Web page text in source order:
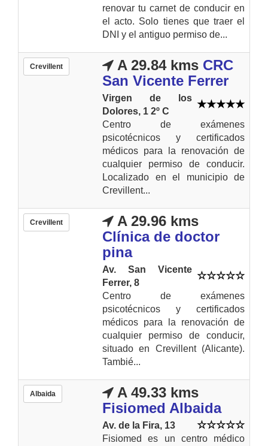
renovar tu carnet de conducir en
el acto. Solo tienes que traer el
DNI y el antiguo permiso de...
Crevillent A 29.84 kms CRC
San Vicente Ferrer
Virgen de los
Dolores, 1 2º C
Centro de exámenes
psicotécnicos y certificados
médicos para la renovación de
cualquier permiso de conducir.
Localizado en el municipio de
Crevillent...
Crevillent
A 29.96 kms
Clínica de doctor
pina
Av. San Vicente
Ferrer, 8
Centro de exámenes
psicotécnicos y certificados
médicos para la renovación de
cualquier permiso de conducir,
situado en Crevillent (Alicante).
Tambié...
Albaida
A 49.33 kms
Fisiomed Albaida
Av. de la Fira, 13
Fisiomed es un centro médico